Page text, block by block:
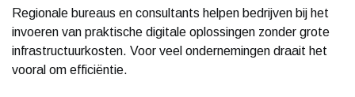
Regionale bureaus en consultants helpen bedrijven bij het
invoeren van praktische digitale oplossingen zonder grote
infrastructuurkosten. Voor veel ondernemingen draait het
vooral om efficiëntie.